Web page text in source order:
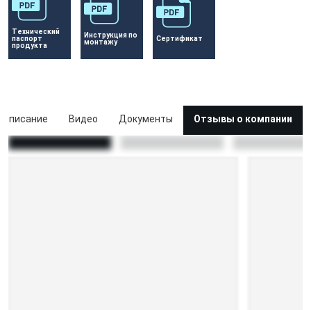
Технический
паспорт
продукта
Инструкция по
монтажу
Сертификат
Описание Видео Документы Отзывы о компании